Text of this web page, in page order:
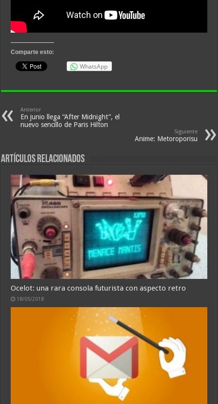
Comparte esto:
WhatsApp
Anterior
En junio llega “After Midnight”, el
nuevo sencillo de Paris Hilton
Siguiente
Anime: Metoroporisu
Artículos relacionados
Ocelot: una rara consola futurista con aspecto retro
18/05/2018